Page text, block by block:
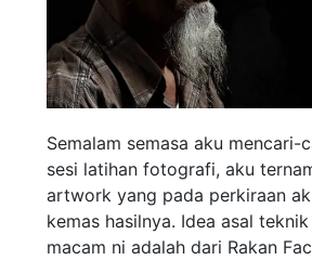
Semalam semasa aku mencari-
sesi latihan fotografi, aku
artwork yang pada perkiraan
kemas hasilnya. Idea asal
macam ni adalah dari Rakan